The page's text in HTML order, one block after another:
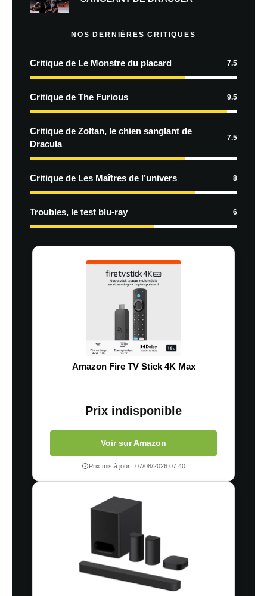
NOS DERNIÈRES CRITIQUES
Critique de Le Monstre du placard 7.5
Critique de The Furious 9.5
Critique de Zoltan, le chien sanglant de
Dracula
7.5
Critique de Les Maîtres de l’univers 8
Troubles, le test blu-ray 6
Amazon Fire TV Stick 4K Max
Prix indisponible
Voir sur Amazon
Prix mis à jour : 07/08/2026 07:40